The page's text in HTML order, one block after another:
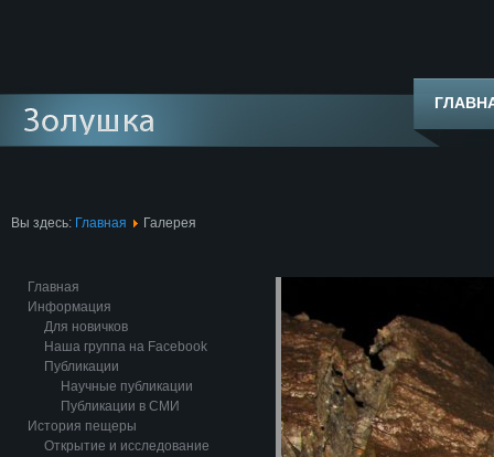
Вы здесь: Главная Галерея
Главная
Информация
Для новичков
Наша группа на Facebook
Публикации
Научные публикации
Публикации в СМИ
История пещеры
Открытие и исследование